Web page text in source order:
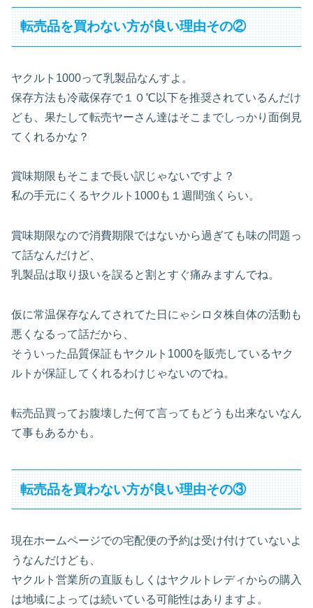
転売品を買わない方が良い理由その②
ヤクルト1000って乳製品なんすよ。
保存方法も冷蔵保存で１０℃以下を推奨されているんだけ
ども、果たして転売ヤーさん達はそこまでしっかり面倒見
てくれるかな？
賞味期限もそこまで長い訳じゃないですよ？
私の手元にくるヤクルト1000も１週間強くらい。
賞味期限なので消費期限ではないから過ぎても味の問題っ
て話なんだけど、
乳製品は取り扱いを誤ると割とすぐ痛みますんでね。
仮に常温保存なんてされてた日にゃシロタ株自体の活動も
悪くなるって話だから、
そういった品質保証もヤクルト1000を販売しているヤク
ルトが保証してくれるわけじゃないのでね。
転売品買ってお腹壊した何て言ってもどうも出来ないなん
て事もあるかも。
転売品を買わない方が良い理由その③
現在ホームページでの宅配便の予約は受け付けていないよ
うなんだけども、
ヤクルト営業所の直販もしくはヤクルトレディからの購入
は地域によっては続いている可能性はありますよ。